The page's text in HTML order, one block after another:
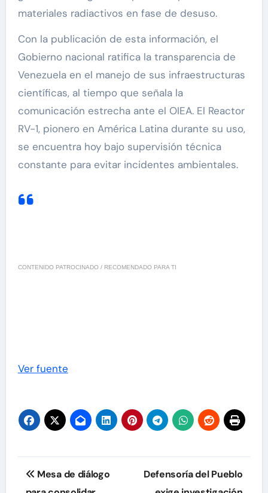
materiales radiactivos en fase de desuso.
Con la publicación de esta información, el
Gobierno nacional ratifica la transparencia de
Venezuela en el manejo de sus infraestructuras
científicas, al tiempo que señala la
comunicación estrecha ante el OIEA. El Reactor
RV-1, pionero en América Latina durante su uso,
se encuentra hoy bajo supervisión técnica
constante para evitar incidentes ambientales.
CONTENIDO PATROCINADO / RECOMENDADO PARA TI
Ver fuente
Navegación
Mesa de diálogo
Defensoría del Pueblo